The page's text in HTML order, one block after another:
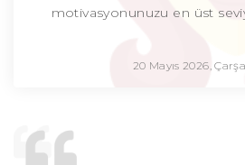
motivasyonunuzu en üst
20 Mayıs 2026,